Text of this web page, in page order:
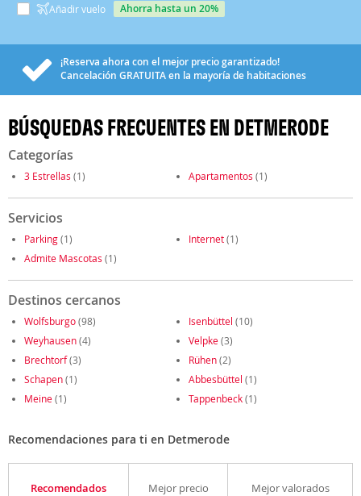
Añadir vuelo ahorra hasta un 20%
¡Reserva ahora con el mejor precio garantizado!
Cancelación GRATUITAen la mayoría de habitaciones
BÚSQUEDAS FRECUENTES EN DETMERODE
Categorías
3 Estrellas (1) Apartamentos (1)
Servicios
Parking(1) Internet(1)
Admite Mascotas (1)
Destinos cercanos
Wolfsburgo(98) Isenbüttel (10)
Weyhausen(4) Velpke(3)
Brechtorf(3) Rühen(2)
Schapen(1) Abbesbüttel (1)
Meine(1) Tappenbeck(1)
Recomendaciones para ti en Detmerode
Recomendados Mejor precio Mejor valorados